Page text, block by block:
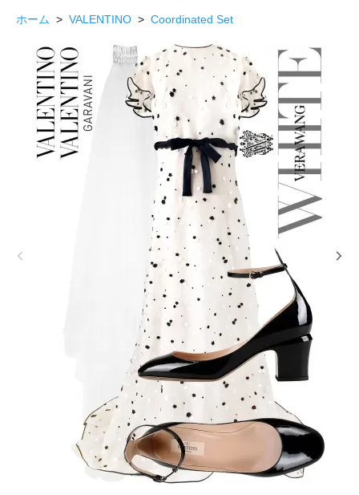
ホーム > VALENTINO > Coordinated Set